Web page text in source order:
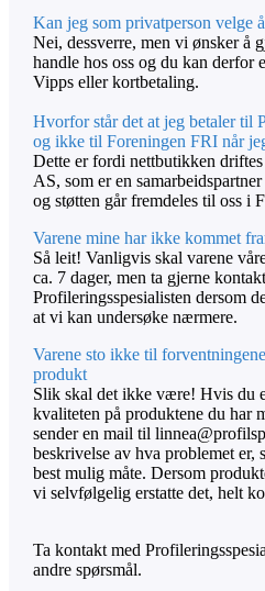
Kan jeg som privatperson velge
Nei, dessverre, men vi ønsker å
handle hos oss og du kan derfor
Vipps eller kortbetaling.
Hvorfor står det at jeg betaler til
og ikke til Foreningen FRI når
Dette er fordi nettbutikken
AS, som er en
og støtten går fremdeles til oss i
Varene mine har ikke kommet
Så leit! Vanligvis skal varene
ca. 7 dager, men ta gjerne
Profileringsspesialisten dersom
at vi kan undersøke nærmere.
Varene sto ikke til
produkt
Slik skal det ikke være! Hvis du
kvaliteten på produktene du har
sender en mail til
beskrivelse av hva problemet er,
best mulig måte. Dersom
vi selvfølgelig erstatte det, helt
Ta kontakt med
andre spørsmål.